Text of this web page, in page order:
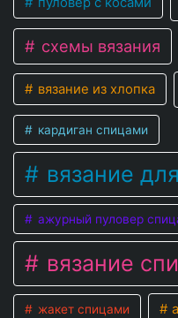
схемы вязания
вязание из хлопка
кардиган спицами
вязание
ажурный пуловер
вязание
жакет спицами